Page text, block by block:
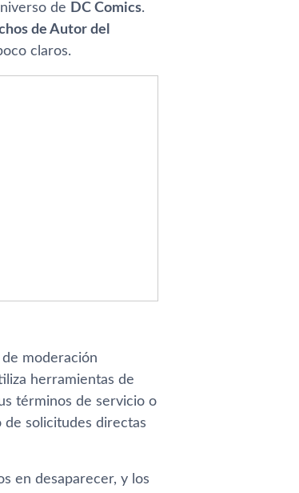
de DC Comics.
de Autor del
claros.
moderación
herramientas de
términos de servicio o
de solicitudes directas
en desaparecer, y los